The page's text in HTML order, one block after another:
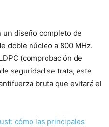
un diseño completo de
doble núcleo a 800 MHz.
(comprobación de
seguridad se trata, este
bruta que evitará el
cómo las principales